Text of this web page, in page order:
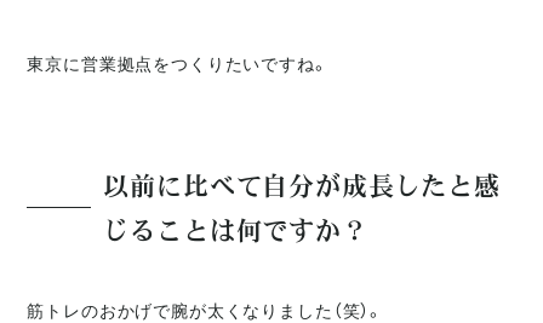
東京に営業拠点をつくりたいですね。
以前に比べて自分が成長したと感
じることは何ですか？
筋トレのおかげで腕が太くなりました（笑）。